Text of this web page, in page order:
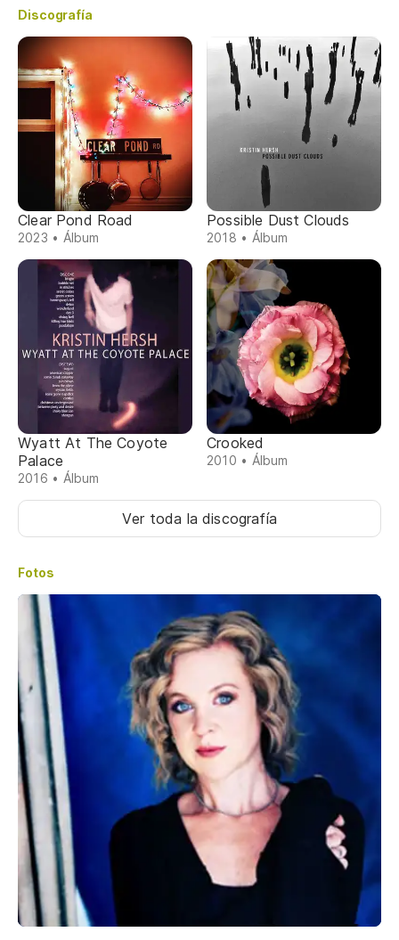
Discografía
Clear Pond Road
2023 • Álbum
Possible Dust Clouds
2018 • Álbum
Wyatt At The Coyote
Palace
2016 • Álbum
Crooked
2010 • Álbum
Ver toda la discografía
Fotos